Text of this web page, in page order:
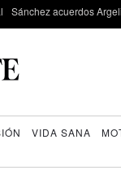
Sánchez acuerdos
VIDA SANA